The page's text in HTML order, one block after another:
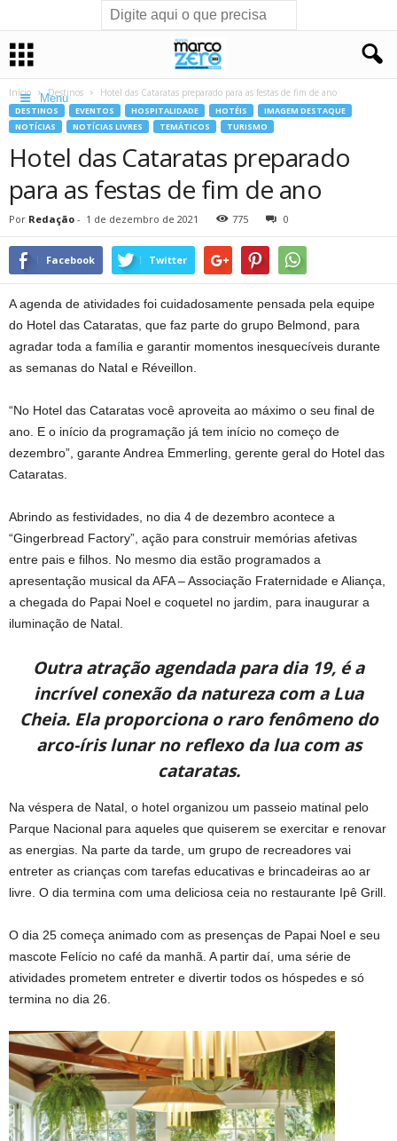
Menu
Início Destinos Hotel das Cataratas preparado para as festas de fim de ano
DESTINOS EVENTOS HOSPITALIDADE HOTÉIS
IMAGEM DESTAQUE
NOTÍCIAS
NOTÍCIAS LIVRES TEMÁTICOS TURISMO
Hotel das Cataratas preparado
para as festas de fim de ano
Por Redação - 1 de dezembro de 2021 775 0
Facebook Twitter
A agenda de atividades foi cuidadosamente pensada pela equipe
do Hotel das Cataratas, que faz parte do grupo Belmond, para
agradar toda a família e garantir momentos inesquecíveis durante
as semanas do Natal e Réveillon.
“No Hotel das Cataratas você aproveita ao máximo o seu final de
ano. E o início da programação já tem início no começo de
dezembro”, garante Andrea Emmerling, gerente geral do Hotel das
Cataratas.
Abrindo as festividades, no dia 4 de dezembro acontece a
“Gingerbread Factory”, ação para construir memórias afetivas
entre pais e filhos. No mesmo dia estão programados a
apresentação musical da AFA – Associação Fraternidade e Aliança,
a chegada do Papai Noel e coquetel no jardim, para inaugurar a
iluminação de Natal.
Outra atração agendada para dia 19, é a
incrível conexão da natureza com a Lua
Cheia. Ela proporciona o raro fenômeno do
arco-íris lunar no reflexo da lua com as
cataratas.
Na véspera de Natal, o hotel organizou um passeio matinal pelo
Parque Nacional para aqueles que quiserem se exercitar e renovar
as energias. Na parte da tarde, um grupo de recreadores vai
entreter as crianças com tarefas educativas e brincadeiras ao ar
livre. O dia termina com uma deliciosa ceia no restaurante Ipê Grill.
O dia 25 começa animado com as presenças de Papai Noel e seu
mascote Felício no café da manhã. A partir daí, uma série de
atividades prometem entreter e divertir todos os hóspedes e só
termina no dia 26.